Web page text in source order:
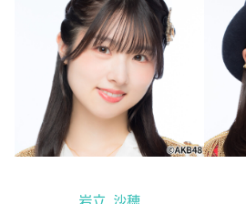
岩立 沙穂